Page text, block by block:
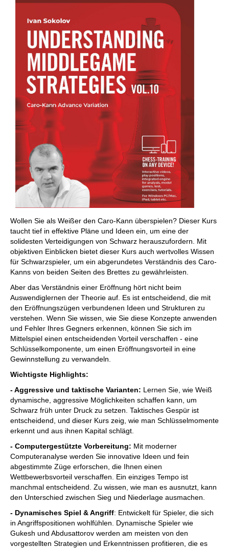
Wollen Sie als Weißer den Caro-Kann überspielen? Dieser Kurs
taucht tief in effektive Pläne und Ideen ein, um eine der
solidesten Verteidigungen von Schwarz herauszufordern. Mit
objektiven Einblicken bietet dieser Kurs auch wertvolles Wissen
für Schwarzspieler, um ein abgerundetes Verständnis des Caro-
Kanns von beiden Seiten des Brettes zu gewährleisten.
Aber das Verständnis einer Eröffnung hört nicht beim
Auswendiglernen der Theorie auf. Es ist entscheidend, die mit
den Eröffnungszügen verbundenen Ideen und Strukturen zu
verstehen. Wenn Sie wissen, wie Sie diese Konzepte anwenden
und Fehler Ihres Gegners erkennen, können Sie sich im
Mittelspiel einen entscheidenden Vorteil verschaffen - eine
Schlüsselkomponente, um einen Eröffnungsvorteil in eine
Gewinnstellung zu verwandeln.
Wichtigste Highlights:
- Aggressive und taktische Varianten: Lernen Sie, wie Weiß
dynamische, aggressive Möglichkeiten schaffen kann, um
Schwarz früh unter Druck zu setzen. Taktisches Gespür ist
entscheidend, und dieser Kurs zeig, wie man Schlüsselmomente
erkennt und aus ihnen Kapital schlägt.
- Computergestützte Vorbereitung: Mit moderner
Computeranalyse werden Sie innovative Ideen und fein
abgestimmte Züge erforschen, die Ihnen einen
Wettbewerbsvorteil verschaffen. Ein einziges Tempo ist
manchmal entscheidend. Zu wissen, wie man es ausnutzt, kann
den Unterschied zwischen Sieg und Niederlage ausmachen.
- Dynamisches Spiel & Angriff: Entwickelt für Spieler, die sich
in Angriffspositionen wohlfühlen. Dynamische Spieler wie
Gukesh und Abdusattorov werden am meisten von den
vorgestellten Strategien und Erkenntnissen profitieren, die es